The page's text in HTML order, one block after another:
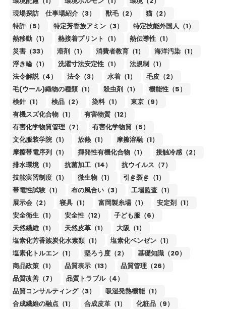
現場探訪 仕事場紹介（3）
獣毛（2）
猫（2）
特許（5）
特定芳香族アミン（3）
特定技能外国人（1）
熱移動（1）
熱接着プリント（1）
熱伝導性（1）
災害（33）
溶剤（1） 消費者教育（1）
海洋汚染（1）
浮き輪（1）
洗濯寸法安定性（1）
法規制（1）
法令解説（4）
法令（3） 水着（1）
毛皮（2）
毛(ウール)織物の種類（1）
殺虫剤（1）
機能性（5）
検針（1）
検品（2） 染料（1）
東京（9）
有機スズ化合物（1）
有害物質（12）
有害化学物質管理（7）
有害化学物質（5）
文化服装学院（1）
放熱（1）
摩擦溶融（1）
摩擦帯電序列（1）
揮発性有機化合物（1）
接触冷感（2）
排水環境（1）
抗菌加工（14）
抗ウイルス（7）
技能実習制度（1）
微生物（1）
引き裂き（1）
帯電性試験（1）
布の風合い（3）
工場監査（1）
展示会（2）
寝具（1） 富岡製糸場（1）
安定剤（1）
安全衛生（1）
安全性（12）
子ども服（6）
天然繊維（1）
天然皮革（1）
大阪（1）
塩素化芳香族炭化水素類（1）
塩素化ベンゼン（1）
塩素化トルエン（1）
堅ろう度（2）
基礎知識（20）
商品政策（1）
品質表示（13）
品質管理（26）
品質改善（7）
品質トラブル（4）
品質コンサルティング（3）
吸湿発熱機能（1）
合成繊維の融点（1）
合成皮革（1）
化粧品（9）